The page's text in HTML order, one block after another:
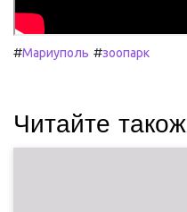
#Мариуполь #зоопарк
Читайте також